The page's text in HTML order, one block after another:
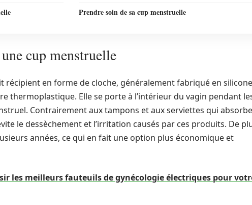
Prendre soin de sa cup menstruelle
cup menstruelle
récipient en forme de cloche, généralement fabriqué en silicone
thermoplastique. Elle se porte à l’intérieur du vagin pendant
Contrairement aux tampons et aux serviettes qui
le dessèchement et l’irritation causés par ces produits. De
années, ce qui en fait une option plus économique et
les meilleurs fauteuils de gynécologie électriques pour